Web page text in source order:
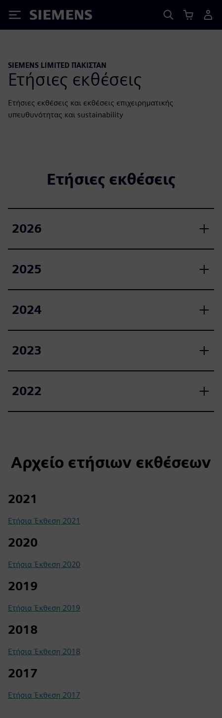
Siemens
SIEMENS LIMITED ΠΑΚΙΣΤΑΝ
Ετήσιες εκθέσεις
Ετήσιες εκθέσεις και εκθέσεις επιχειρηματικής
υπευθυνότητας και sustainability
Ετήσιες εκθέσεις
2026
2025
2024
2023
2022
Αρχείο ετήσιων εκθέσεων
2021
Ετήσια Έκθεση 2021
2020
Ετήσια Έκθεση 2020
2019
Ετήσια Έκθεση 2019
2018
Ετήσια Έκθεση 2018
2017
Ετήσια Έκθεση 2017